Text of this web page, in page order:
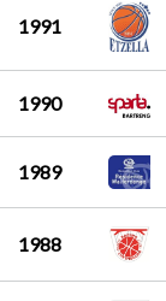
1991
1990
1989
1988